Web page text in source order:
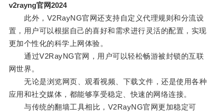
v2rayng官网2024
此外，V2RayNG官网还支持自定义代理规则和分流设
置，用户可以根据自己的喜好和需求进行灵活的配置，实现
更加个性化的科学上网体验。
通过V2RayNG官网，用户可以轻松畅游被封锁的互联
网世界。
无论是浏览网页、观看视频、下载文件，还是使用各种
应用和社交媒体，都能够享受稳定、快速的网络连接。
与传统的翻墙工具相比，V2RayNG官网更加稳定可